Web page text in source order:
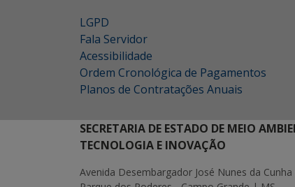
LGPD
Fala Servidor
Acessibilidade
Ordem Cronológica de Pagamentos
Planos de Contratações Anuais
SECRETARIA DE ESTADO DE MEIO
TECNOLOGIA E INOVAÇÃO
Avenida Desembargador José Nunes da